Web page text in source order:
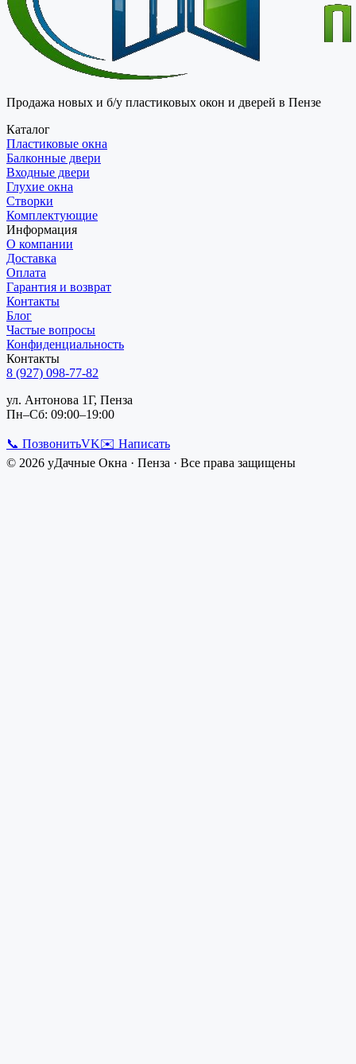
Продажа новых и б/у пластиковых окон и дверей в Пензе
Каталог
Пластиковые окна
Балконные двери
Входные двери
Глухие окна
Створки
Комплектующие
Информация
О компании
Доставка
Оплата
Гарантия и возврат
Контакты
Блог
Частые вопросы
Конфиденциальность
Контакты
8 (927) 098-77-82
ул. Антонова 1Г, Пенза
Пн–Сб: 09:00–19:00
📞 ПозвонитьVK✉️ Написать
© 2026 уДачные Окна · Пенза · Все права защищены